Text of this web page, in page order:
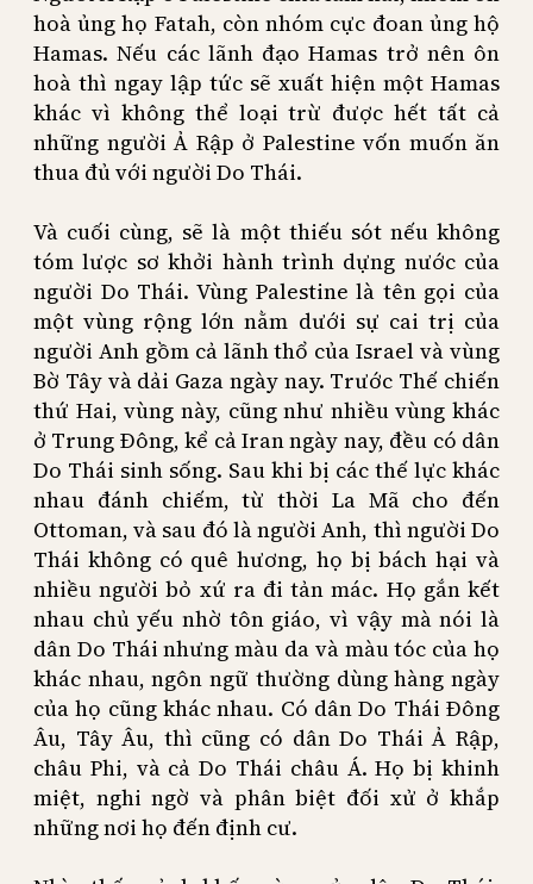
hoà ủng họ Fatah, còn nhóm cực đoan ủng hộ
Hamas. Nếu các lãnh đạo Hamas trở nên ôn
hoà thì ngay lập tức sẽ xuất hiện một Hamas
khác vì không thể loại trừ được hết tất cả
những người Ả Rập ở Palestine vốn muốn ăn
thua đủ với người Do Thái.
Và cuối cùng, sẽ là một thiếu sót nếu không
tóm lược sơ khởi hành trình dựng nước của
người Do Thái. Vùng Palestine là tên gọi của
một vùng rộng lớn nằm dưới sự cai trị của
người Anh gồm cả lãnh thổ của Israel và vùng
Bờ Tây và dải Gaza ngày nay. Trước Thế chiến
thứ Hai, vùng này, cũng như nhiều vùng khác
ở Trung Đông, kể cả Iran ngày nay, đều có dân
Do Thái sinh sống. Sau khi bị các thế lực khác
nhau đánh chiếm, từ thời La Mã cho đến
Ottoman, và sau đó là người Anh, thì người Do
Thái không có quê hương, họ bị bách hại và
nhiều người bỏ xứ ra đi tản mác. Họ gắn kết
nhau chủ yếu nhờ tôn giáo, vì vậy mà nói là
dân Do Thái nhưng màu da và màu tóc của họ
khác nhau, ngôn ngữ thường dùng hàng ngày
của họ cũng khác nhau. Có dân Do Thái Đông
Âu, Tây Âu, thì cũng có dân Do Thái Ả Rập,
châu Phi, và cả Do Thái châu Á. Họ bị khinh
miệt, nghi ngờ và phân biệt đối xử ở khắp
những nơi họ đến định cư.